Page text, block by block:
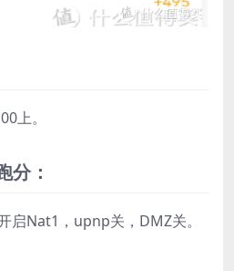
上。
分：
启Nat1，upnp关，DMZ关。